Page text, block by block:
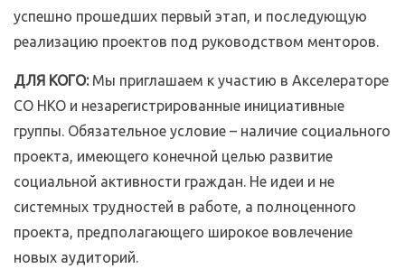
успешно прошедших первый этап, и последующую
реализацию проектов под руководством менторов.
ДЛЯ КОГО:Мы приглашаем к участию в Акселераторе
СО НКО и незарегистрированные инициативные
группы. Обязательное условие – наличие социального
проекта, имеющего конечной целью развитие
социальной активности граждан. Не идеи и не
системных трудностей в работе, а полноценного
проекта, предполагающего широкое вовлечение
новых аудиторий.